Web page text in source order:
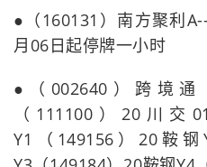
●（160131）南方聚利
月06日起停牌一小时
●（002640）跨境通
（111100）20川交
Y1（149156）20鞍